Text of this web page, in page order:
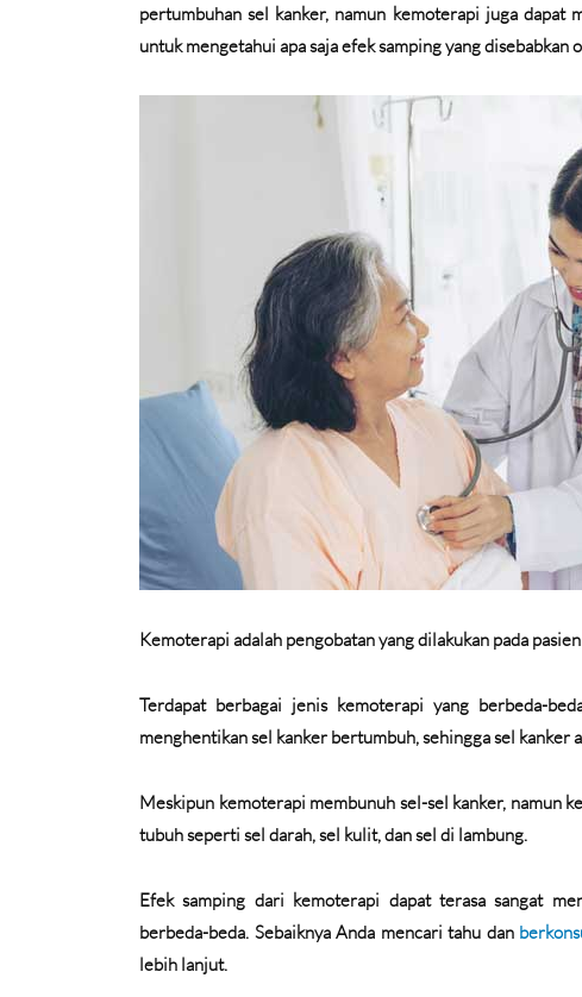
pertumbuhan sel kanker, namun kemoterapi juga
untuk mengetahui apa saja efek samping yang disebabkan
Kemoterapi adalah pengobatan yang dilakukan pada
Terdapat berbagai jenis kemoterapi yang berbeda-
menghentikan sel kanker bertumbuh, sehingga sel kanker
Meskipun kemoterapi membunuh sel-sel kanker, namun
tubuh seperti sel darah, sel kulit, dan sel di lambung.
Efek samping dari kemoterapi dapat terasa sangat
berbeda-beda. Sebaiknya Anda mencari tahu dan
lebih lanjut.